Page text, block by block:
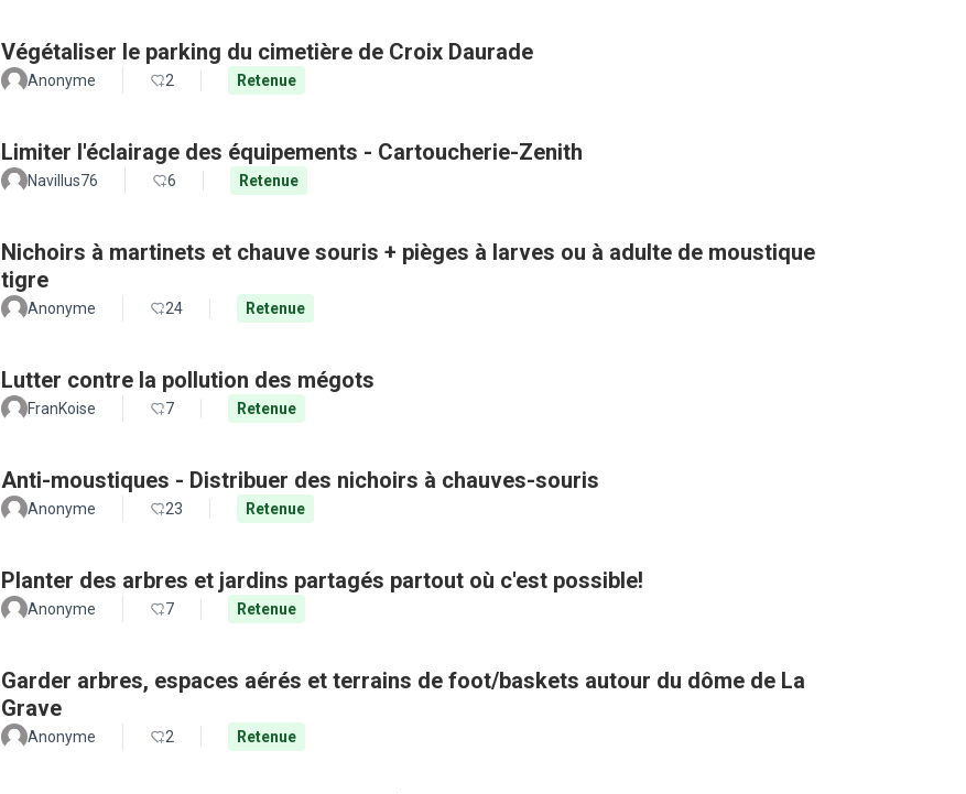
Végétaliser le parking du cimetière de Croix Daurade
Anonyme 2 Retenue
Limiter l'éclairage des équipements - Cartoucherie-Zenith
Navillus76 6 Retenue
Nichoirs à martinets et chauve souris + pièges à larves ou à adulte de moustique
tigre
Anonyme 24 Retenue
Lutter contre la pollution des mégots
FranKoise 7 Retenue
Anti-moustiques - Distribuer des nichoirs à chauves-souris
Anonyme 23 Retenue
Planter des arbres et jardins partagés partout où c'est possible!
Anonyme 7 Retenue
Garder arbres, espaces aérés et terrains de foot/baskets autour du dôme de La
Grave
Anonyme 2 Retenue